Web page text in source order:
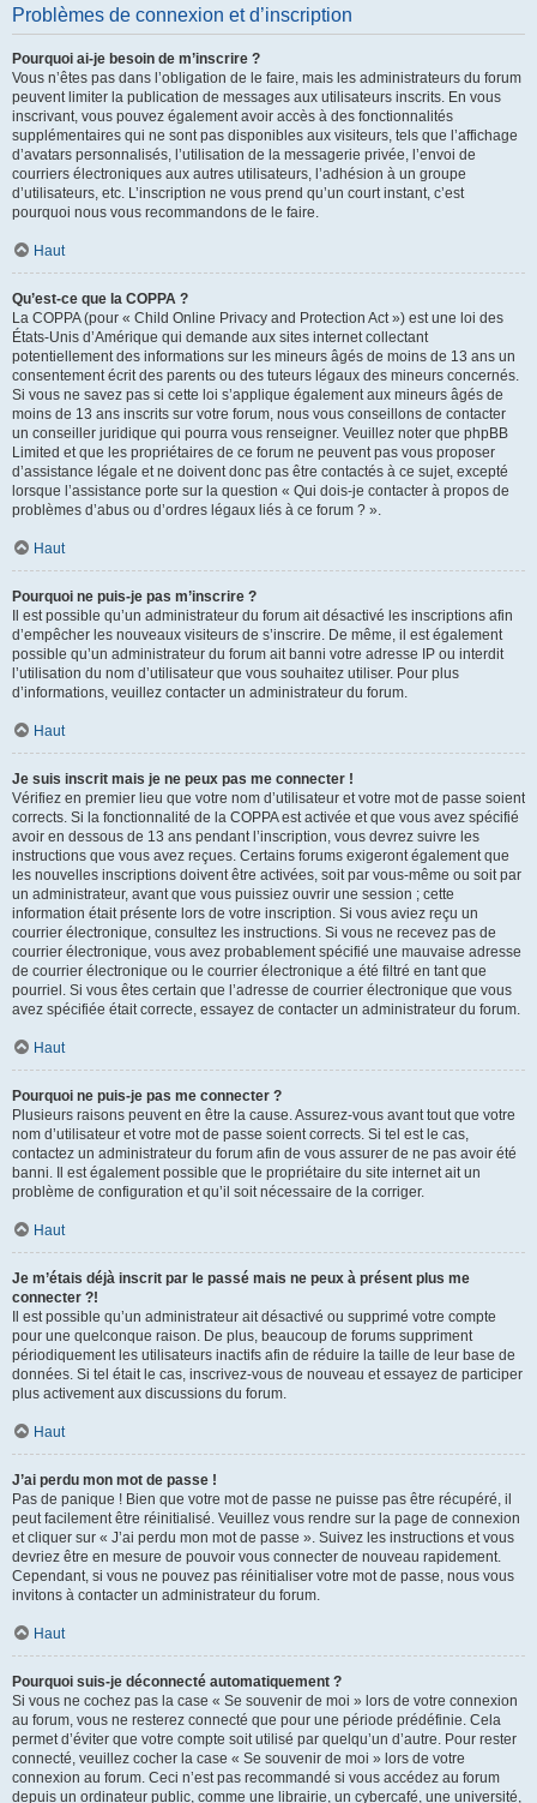
Problèmes de connexion et d’inscription
Pourquoi ai-je besoin de m’inscrire ?
Vous n’êtes pas dans l’obligation de le faire, mais les administrateurs du forum
peuvent limiter la publication de messages aux utilisateurs inscrits. En vous
inscrivant, vous pouvez également avoir accès à des fonctionnalités
supplémentaires qui ne sont pas disponibles aux visiteurs, tels que l’affichage
d’avatars personnalisés, l’utilisation de la messagerie privée, l’envoi de
courriers électroniques aux autres utilisateurs, l’adhésion à un groupe
d’utilisateurs, etc. L’inscription ne vous prend qu’un court instant, c’est
pourquoi nous vous recommandons de le faire.
Haut
Qu’est-ce que la COPPA ?
La COPPA (pour « Child Online Privacy and Protection Act ») est une loi des
États-Unis d’Amérique qui demande aux sites internet collectant
potentiellement des informations sur les mineurs âgés de moins de 13 ans un
consentement écrit des parents ou des tuteurs légaux des mineurs concernés.
Si vous ne savez pas si cette loi s’applique également aux mineurs âgés de
moins de 13 ans inscrits sur votre forum, nous vous conseillons de contacter
un conseiller juridique qui pourra vous renseigner. Veuillez noter que phpBB
Limited et que les propriétaires de ce forum ne peuvent pas vous proposer
d’assistance légale et ne doivent donc pas être contactés à ce sujet, excepté
lorsque l’assistance porte sur la question « Qui dois-je contacter à propos de
problèmes d’abus ou d’ordres légaux liés à ce forum ? ».
Haut
Pourquoi ne puis-je pas m’inscrire ?
Il est possible qu’un administrateur du forum ait désactivé les inscriptions afin
d’empêcher les nouveaux visiteurs de s’inscrire. De même, il est également
possible qu’un administrateur du forum ait banni votre adresse IP ou interdit
l’utilisation du nom d’utilisateur que vous souhaitez utiliser. Pour plus
d’informations, veuillez contacter un administrateur du forum.
Haut
Je suis inscrit mais je ne peux pas me connecter !
Vérifiez en premier lieu que votre nom d’utilisateur et votre mot de passe soient
corrects. Si la fonctionnalité de la COPPA est activée et que vous avez spécifié
avoir en dessous de 13 ans pendant l’inscription, vous devrez suivre les
instructions que vous avez reçues. Certains forums exigeront également que
les nouvelles inscriptions doivent être activées, soit par vous-même ou soit par
un administrateur, avant que vous puissiez ouvrir une session ; cette
information était présente lors de votre inscription. Si vous aviez reçu un
courrier électronique, consultez les instructions. Si vous ne recevez pas de
courrier électronique, vous avez probablement spécifié une mauvaise adresse
de courrier électronique ou le courrier électronique a été filtré en tant que
pourriel. Si vous êtes certain que l’adresse de courrier électronique que vous
avez spécifiée était correcte, essayez de contacter un administrateur du forum.
Haut
Pourquoi ne puis-je pas me connecter ?
Plusieurs raisons peuvent en être la cause. Assurez-vous avant tout que votre
nom d’utilisateur et votre mot de passe soient corrects. Si tel est le cas,
contactez un administrateur du forum afin de vous assurer de ne pas avoir été
banni. Il est également possible que le propriétaire du site internet ait un
problème de configuration et qu’il soit nécessaire de la corriger.
Haut
Je m’étais déjà inscrit par le passé mais ne peux à présent plus me
connecter ?!
Il est possible qu’un administrateur ait désactivé ou supprimé votre compte
pour une quelconque raison. De plus, beaucoup de forums suppriment
périodiquement les utilisateurs inactifs afin de réduire la taille de leur base de
données. Si tel était le cas, inscrivez-vous de nouveau et essayez de participer
plus activement aux discussions du forum.
Haut
J’ai perdu mon mot de passe !
Pas de panique ! Bien que votre mot de passe ne puisse pas être récupéré, il
peut facilement être réinitialisé. Veuillez vous rendre sur la page de connexion
et cliquer sur « J’ai perdu mon mot de passe ». Suivez les instructions et vous
devriez être en mesure de pouvoir vous connecter de nouveau rapidement.
Cependant, si vous ne pouvez pas réinitialiser votre mot de passe, nous vous
invitons à contacter un administrateur du forum.
Haut
Pourquoi suis-je déconnecté automatiquement ?
Si vous ne cochez pas la case « Se souvenir de moi » lors de votre connexion
au forum, vous ne resterez connecté que pour une période prédéfinie. Cela
permet d’éviter que votre compte soit utilisé par quelqu’un d’autre. Pour rester
connecté, veuillez cocher la case « Se souvenir de moi » lors de votre
connexion au forum. Ceci n’est pas recommandé si vous accédez au forum
depuis un ordinateur public, comme une librairie, un cybercafé, une université,